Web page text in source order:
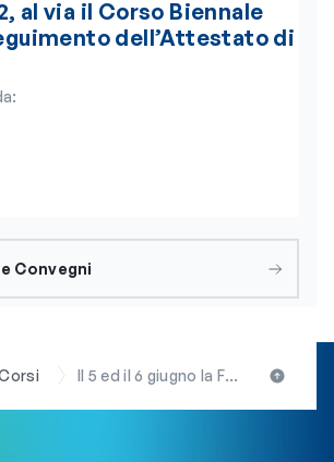
al via il Corso Biennale
dell’Attestato di
Convegni
Il 5 ed il 6 giugno la Fad sincrona su “Accreditamento nei laboratori medici: la nuova norma Uni En Iso 15189:2024 e la gestione del rischio”